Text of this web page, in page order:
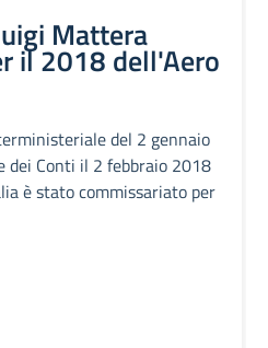
Mattera
il 2018 dell'Aero
del 2 gennaio
dei Conti il 2 febbraio 2018
è stato commissariato per